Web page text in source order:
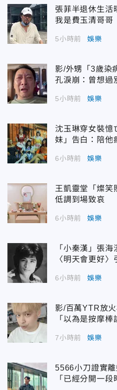
張菲半退休生活
我是費玉清哥哥
5小時前 娛樂
影/外甥「3歲
孔淚崩：曾想過
5小時前 娛樂
沈玉琳穿女裝
妹」告白：陪他
6小時前 娛樂
王凱靈堂「燦
低調到場致哀
6小時前 娛樂
「小秦漢」張
〈明天會更好〉
6小時前 娛樂
影/百萬YTR放
「以為是按摩
7小時前 娛樂
5566小刀證實
「已經分開一段